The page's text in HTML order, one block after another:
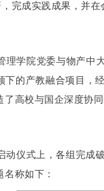
完成实践成果，并
理学院党委与物产中
下的产教融合项目，
了高校与国企深度协
动仪式上，各组完成
名称如下：